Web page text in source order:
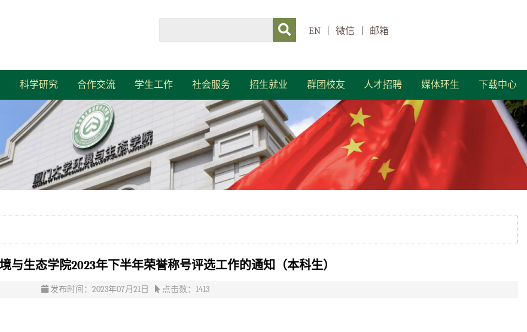
EN 微信 邮箱
科学研究 合作交流 学生工作 社会服务 招生就业 群团校友 人才招聘 媒体环生 下载中心
与生态学院2023年下半年荣誉称号评选工作的通知（本科生）
发布时间：2023年07月21日 点击数： 1413